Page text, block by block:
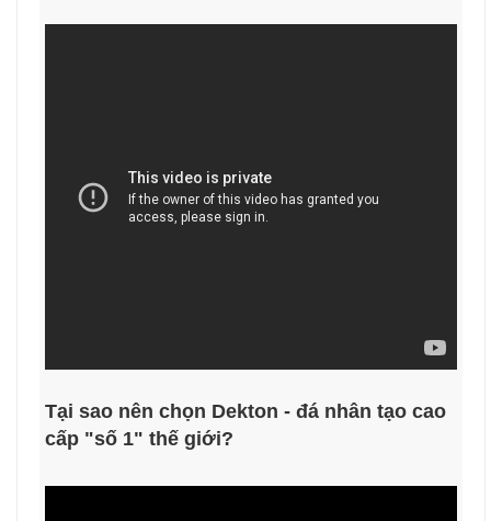
Tại sao nên chọn Dekton - đá nhân tạo cao
cấp "số 1" thế giới?